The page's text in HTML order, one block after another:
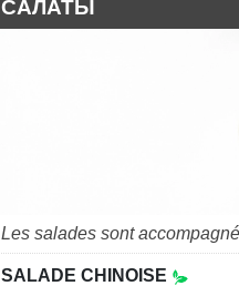
САЛАТЫ
Les salades sont
SALADE CHINOISE